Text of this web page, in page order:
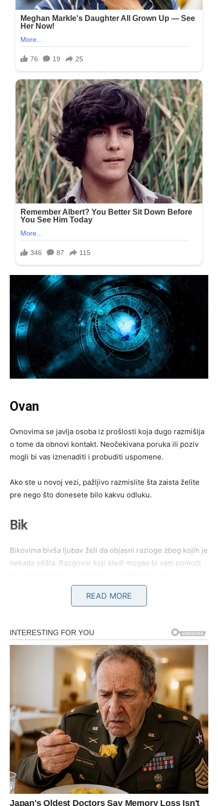
Ovan
Ovnovima se javlja osoba iz prošlosti koja dugo razmišlja
o tome da obnovi kontakt. Neočekivana poruka ili poziv
mogli bi vas iznenaditi i probuditi uspomene.
Ako ste u novoj vezi, pažljivo razmislite šta zaista želite
pre nego što donesete bilo kakvu odluku.
Bik
Bikovima bivša ljubav želi da objasni razloge zbog kojih je
nekada otišla. Razgovor koji sledi mogao bi vam pomoći
Blizanci će biti među znakovima kojima prošlost
najglasnije kuca na vrata. Osoba koju ste nekada voleli
želi novu priliku da vam pokaže koliko joj i dalje značite.
Neočekivani susret ili iskrena poruka mogli bi promeniti
vaše raspoloženje i otvoriti pitanja za koja ste mislili da su
odavno rešena.
Rak
READ MORE